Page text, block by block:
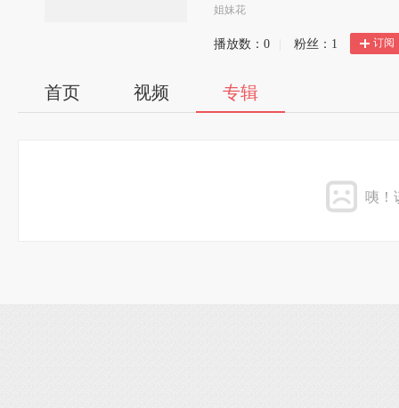
姐妹花
播放数： 0 粉丝： 1 订阅
首页 视频 专辑
咦！